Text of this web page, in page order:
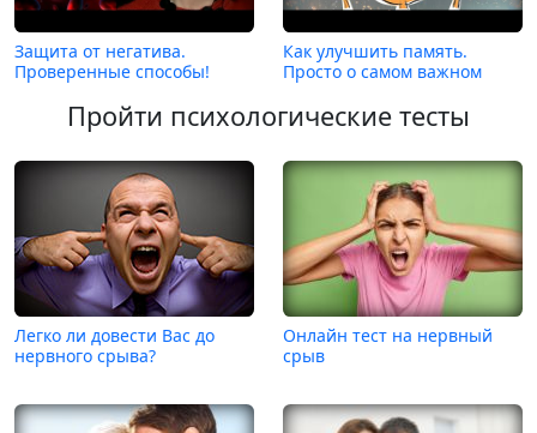
Защита от негатива.
Проверенные способы!
Как улучшить память.
Просто о самом важном
Пройти психологические тесты
Легко ли довести Вас до
нервного срыва?
Онлайн тест на нервный
срыв